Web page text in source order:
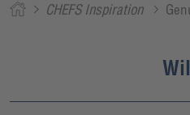
CHEFS Inspiration